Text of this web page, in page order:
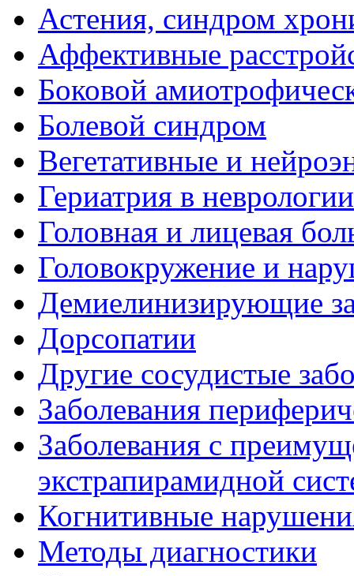
Астения, синдром
Аффективные
Боковой
Болевой синдром
Вегетативные и
Гериатрия в неврологии
Головная и лицевая
Головокружение и
Демиелинизирующие
Дорсопатии
Другие сосудистые
Заболевания
Заболевания с
экстрапирамидной
Когнитивные
Методы диагностики